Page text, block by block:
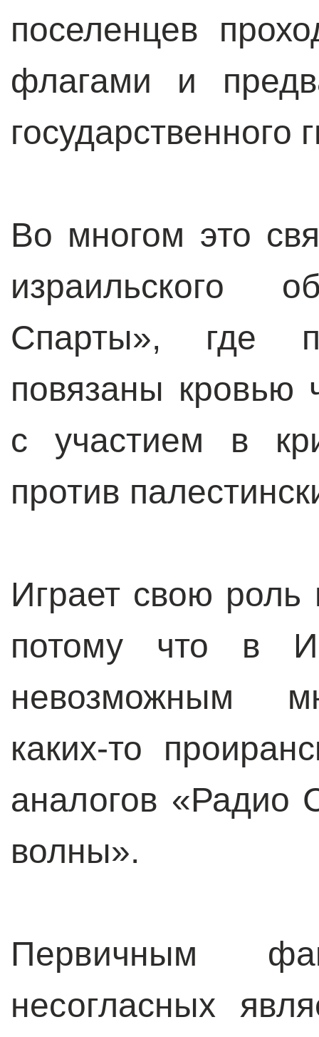
поселенцев
флагами и
государственного
Во многом это
израильского
Спарты», где
повязаны кровью
с участием в
против
Играет свою роль
потому что в
невозможным
каких-то
аналогов «Радио
волны».
Первичным
несогласных